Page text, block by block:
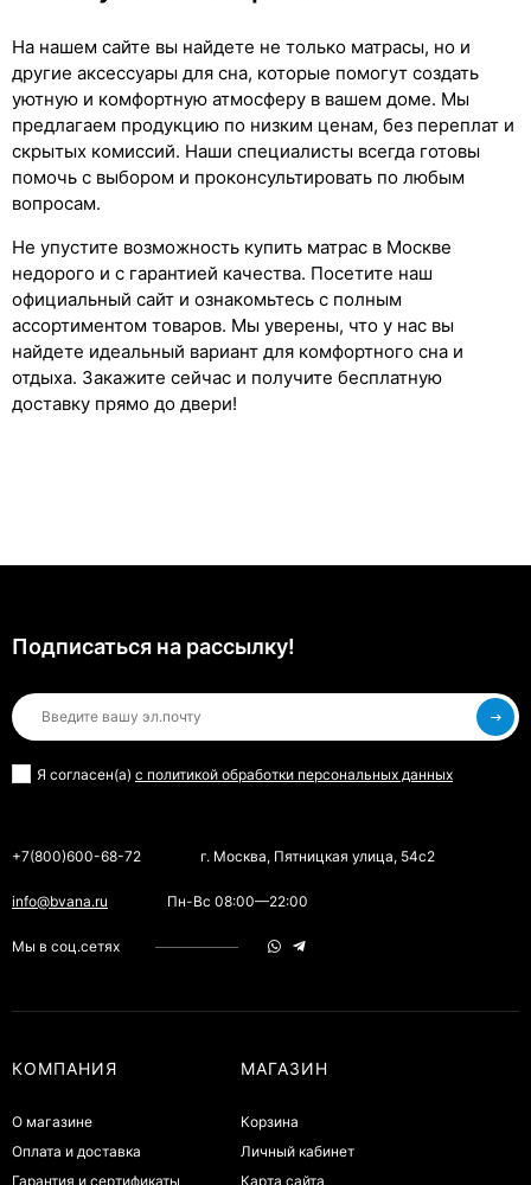
На нашем сайте вы найдете не только матрасы, но и
другие аксессуары для сна, которые помогут создать
уютную и комфортную атмосферу в вашем доме. Мы
предлагаем продукцию по низким ценам, без переплат и
скрытых комиссий. Наши специалисты всегда готовы
помочь с выбором и проконсультировать по любым
вопросам.
Не упустите возможность купить матрас в Москве
недорого и с гарантией качества. Посетите наш
официальный сайт и ознакомьтесь с полным
ассортиментом товаров. Мы уверены, что у нас вы
найдете идеальный вариант для комфортного сна и
отдыха. Закажите сейчас и получите бесплатную
доставку прямо до двери!
Подписаться на рассылкy!
Я согласен(a) с политикой обработки персональных данных
+7(800)600-68-72 г. Москва, Пятницкая улица, 54с2
info@bvana.ru Пн-Вс 08:00—22:00
Мы в соц.сетях
КОМПАНИЯ
О магазине
Оплата и доставка
Гарантия и сертификаты
МАГАЗИН
Корзина
Личный кабинет
Карта сайта